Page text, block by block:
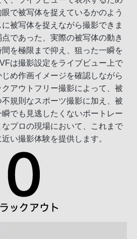
で被写体を捉えているかのよう
被写体を捉えながら撮影できま
であった、実際の被写体の動き
を極限まで抑え、狙った一瞬を
は撮影設定をライブビュー上で
め作画イメージを確認しながら
アウトフリー撮影によって、被
規則なスポーツ撮影に加え、被
でも見逃したくないポートレー
なプロの現場において、これまで
い撮影体験を提供します。